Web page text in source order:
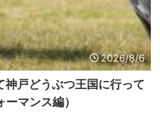
2026/8/6
神戸どうぶつ王国に行って
マンス編）